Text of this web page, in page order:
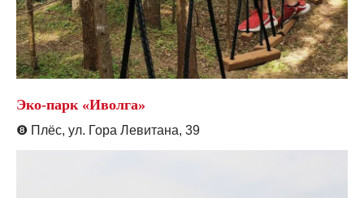
Эко-парк «Иволга»
❽ Плёс, ул. Гора Левитана, 39